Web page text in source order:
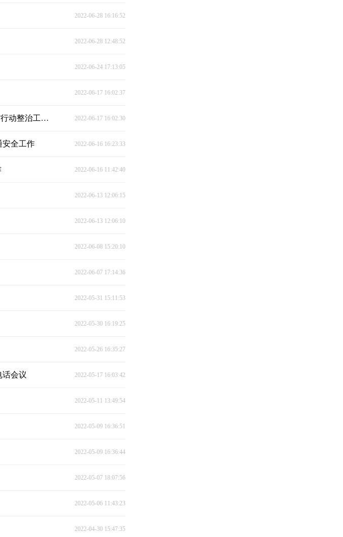
2022-06-28 16:16:52
2022-06-28 12:48:52
2022-06-24 17:13:05
2022-06-17 16:02:37
宁远县召开污染防治攻坚战“2022年夏季攻势”暨防范化解重大生态环境问题“利剑”行动整治工作推进会议 2022-06-17 16:02:30
安全工作 2022-06-16 16:23:33
2022-06-16 11:42:40
2022-06-13 12:06:15
2022-06-13 12:06:10
2022-06-08 15:20:10
2022-06-07 17:14:36
2022-05-31 15:11:53
2022-05-30 16:19:25
2022-05-26 16:35:27
话会议 2022-05-17 16:03:42
2022-05-11 13:49:54
2022-05-09 16:36:51
2022-05-09 16:36:44
2022-05-07 18:07:56
2022-05-06 11:43:23
2022-04-30 15:47:35